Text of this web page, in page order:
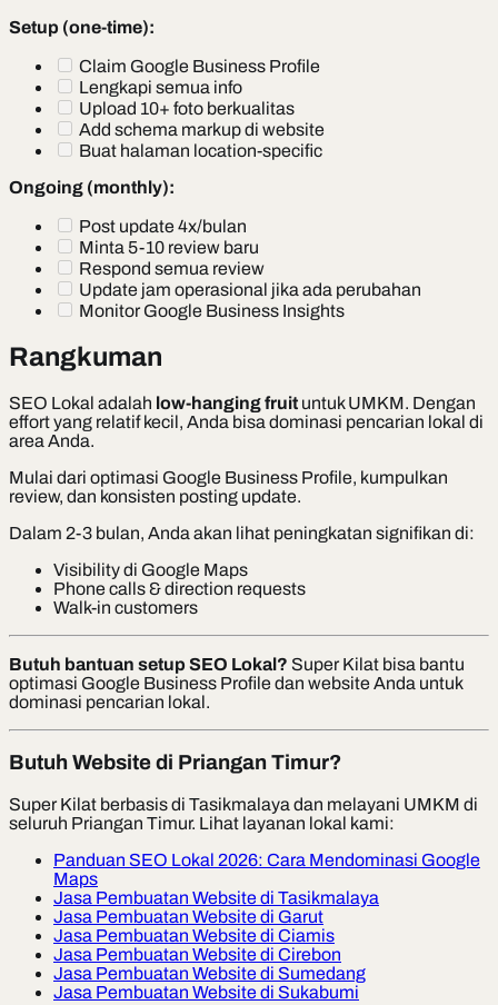
Setup (one-time):
Claim Google Business Profile
Lengkapi semua info
Upload 10+ foto berkualitas
Add schema markup di website
Buat halaman location-specific
Ongoing (monthly):
Post update 4x/bulan
Minta 5-10 review baru
Respond semua review
Update jam operasional jika ada perubahan
Monitor Google Business Insights
Rangkuman
SEO Lokal adalah low-hanging fruit untuk UMKM. Dengan
effort yang relatif kecil, Anda bisa dominasi pencarian lokal di
area Anda.
Mulai dari optimasi Google Business Profile, kumpulkan
review, dan konsisten posting update.
Dalam 2-3 bulan, Anda akan lihat peningkatan signifikan di:
Visibility di Google Maps
Phone calls & direction requests
Walk-in customers
Butuh bantuan setup SEO Lokal? Super Kilat bisa bantu
optimasi Google Business Profile dan website Anda untuk
dominasi pencarian lokal.
Butuh Website di Priangan Timur?
Super Kilat berbasis di Tasikmalaya dan melayani UMKM di
seluruh Priangan Timur. Lihat layanan lokal kami:
Panduan SEO Lokal 2026: Cara Mendominasi Google
Maps
Jasa Pembuatan Website di Tasikmalaya
Jasa Pembuatan Website di Garut
Jasa Pembuatan Website di Ciamis
Jasa Pembuatan Website di Cirebon
Jasa Pembuatan Website di Sumedang
Jasa Pembuatan Website di Sukabumi